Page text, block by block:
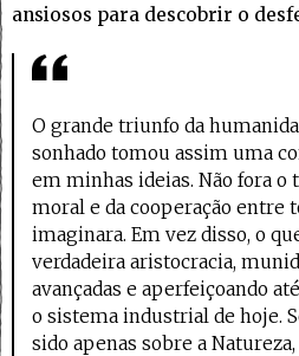
ansiosos para descobrir o
O grande triunfo da
sonhado tomou assim uma
em minhas ideias. Não fora o
moral e da cooperação entre
imaginara. Em vez disso, o
verdadeira aristocracia,
avançadas e aperfeiçoando
o sistema industrial de hoje.
sido apenas sobre a